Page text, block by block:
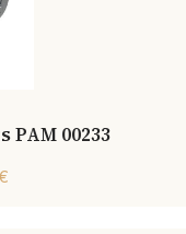
PAM 00233